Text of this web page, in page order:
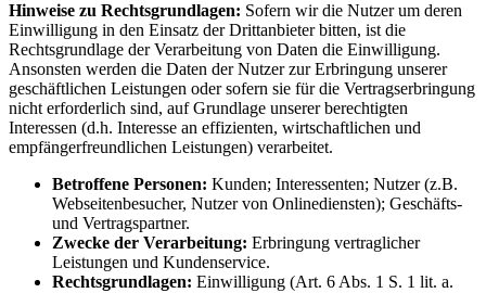
Hinweise zu Rechtsgrundlagen: Sofern wir die Nutzer um deren
Einwilligung in den Einsatz der Drittanbieter bitten, ist die
Rechtsgrundlage der Verarbeitung von Daten die Einwilligung.
Ansonsten werden die Daten der Nutzer zur Erbringung unserer
geschäftlichen Leistungen oder sofern sie für die Vertragserbringung
nicht erforderlich sind, auf Grundlage unserer berechtigten
Interessen (d.h. Interesse an effizienten, wirtschaftlichen und
empfängerfreundlichen Leistungen) verarbeitet.
Betroffene Personen: Kunden; Interessenten; Nutzer (z.B.
Webseitenbesucher, Nutzer von Onlinediensten); Geschäfts-
und Vertragspartner.
Zwecke der Verarbeitung: Erbringung vertraglicher
Leistungen und Kundenservice.
Rechtsgrundlagen: Einwilligung (Art. 6 Abs. 1 S. 1 lit. a.